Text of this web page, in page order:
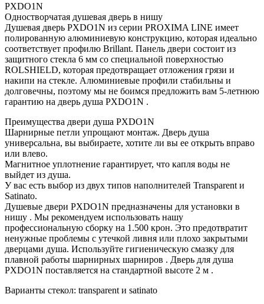
PXDO1N
Одностворчатая душевая дверь в нишу
Душевая дверь PXDO1N из серии PROXIMA LINE имеет
полированную алюминиевую конструкцию, которая идеально
соответствует профилю Brillant. Панель двери состоит из
защитного стекла 6 мм со специальной поверхностью
ROLSHIELD, которая предотвращает отложения грязи и
накипи на стекле. Алюминиевые профили стабильны и
долговечны, поэтому мы не боимся предложить вам 5-летнюю
гарантию на дверь душа PXDO1N .
Преимущества двери душа PXDO1N
Шарнирные петли упрощают монтаж. Дверь душа
универсальна, вы выбираете, хотите ли вы ее открыть вправо
или влево.
Магнитное уплотнение гарантирует, что капля воды не
выйдет из душа.
У вас есть выбор из двух типов наполнителей Transparent и
Satinato.
Душевые двери PXDO1N предназначены для установки в
нишу . Мы рекомендуем использовать нашу
профессиональную сборку на 1.500 крон. Это предотвратит
ненужные проблемы с утечкой ливня или плохо закрытыми
дверцами душа. Используйте гигиеническую смазку для
плавной работы шарнирных шарниров . Дверь для душа
PXDO1N поставляется на стандартной высоте 2 м .
Варианты стекол: transparent и satinato